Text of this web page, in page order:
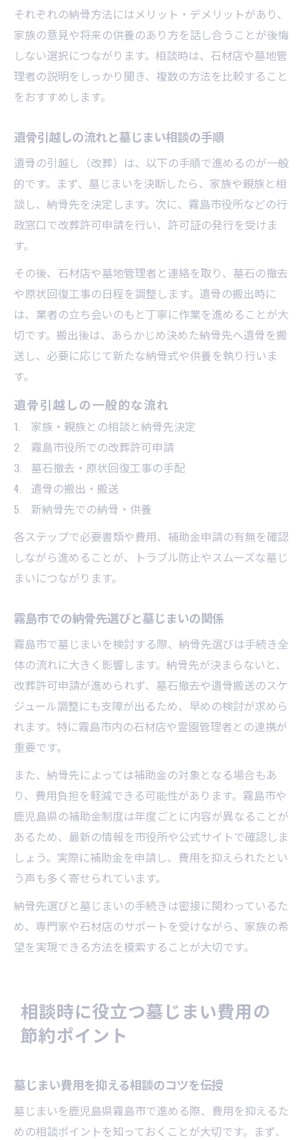
それぞれの納骨方法にはメリット・デメリットがあり、
家族の意見や将来の供養のあり方を話し合うことが後悔
しない選択につながります。相談時は、石材店や墓地管
理者の説明をしっかり聞き、複数の方法を比較すること
をおすすめします。
遺骨引越しの流れと墓じまい相談の手順
遺骨の引越し（改葬）は、以下の手順で進めるのが一般
的です。まず、墓じまいを決断したら、家族や親族と相
談し、納骨先を決定します。次に、霧島市役所などの行
政窓口で改葬許可申請を行い、許可証の発行を受けま
す。
その後、石材店や墓地管理者と連絡を取り、墓石の撤去
や原状回復工事の日程を調整します。遺骨の搬出時に
は、業者の立ち会いのもと丁寧に作業を進めることが大
切です。搬出後は、あらかじめ決めた納骨先へ遺骨を搬
送し、必要に応じて新たな納骨式や供養を執り行いま
す。
遺骨引越しの一般的な流れ
家族・親族との相談と納骨先決定
霧島市役所での改葬許可申請
墓石撤去・原状回復工事の手配
遺骨の搬出・搬送
新納骨先での納骨・供養
各ステップで必要書類や費用、補助金申請の有無を確認
しながら進めることが、トラブル防止やスムーズな墓じ
まいにつながります。
霧島市での納骨先選びと墓じまいの関係
霧島市で墓じまいを検討する際、納骨先選びは手続き全
体の流れに大きく影響します。納骨先が決まらないと、
改葬許可申請が進められず、墓石撤去や遺骨搬送のスケ
ジュール調整にも支障が出るため、早めの検討が求めら
れます。特に霧島市内の石材店や霊園管理者との連携が
重要です。
また、納骨先によっては補助金の対象となる場合もあ
り、費用負担を軽減できる可能性があります。霧島市や
鹿児島県の補助金制度は年度ごとに内容が異なることが
あるため、最新の情報を市役所や公式サイトで確認しま
しょう。実際に補助金を申請し、費用を抑えられたとい
う声も多く寄せられています。
納骨先選びと墓じまいの手続きは密接に関わっているた
め、専門家や石材店のサポートを受けながら、家族の希
望を実現できる方法を模索することが大切です。
相談時に役立つ墓じまい費用の
節約ポイント
墓じまい費用を抑える相談のコツを伝授
墓じまいを鹿児島県霧島市で進める際、費用を抑えるた
めの相談ポイントを知っておくことが大切です。まず、